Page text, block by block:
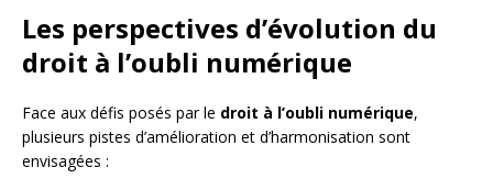
Les perspectives d’évolution du
droit à l’oubli numérique
Face aux défis posés par le droit à l’oubli numérique,
plusieurs pistes d’amélioration et d’harmonisation sont
envisagées :